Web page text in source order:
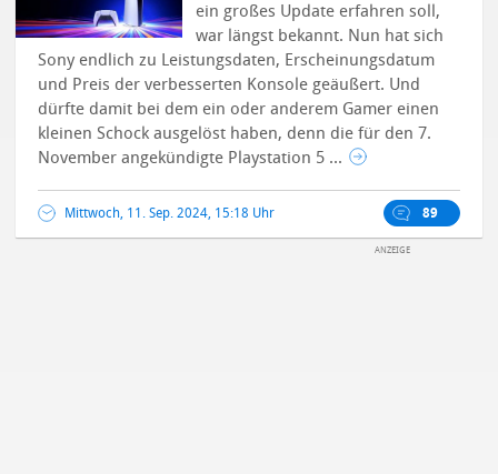
ein großes Update erfahren soll,
war längst bekannt. Nun hat sich
Sony endlich zu Leistungsdaten, Erscheinungsdatum
und Preis der verbesserten Konsole geäußert. Und
dürfte damit bei dem ein oder anderem Gamer einen
kleinen Schock ausgelöst haben, denn die für den 7.
November angekündigte Playstation 5 ...
Mittwoch, 11. Sep. 2024, 15:18 Uhr 89